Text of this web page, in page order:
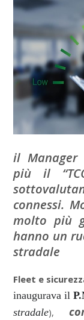
il Manager
più il
connessi.
molto più
hanno un
stradale
Fleet e
inaugurava il
stradale),